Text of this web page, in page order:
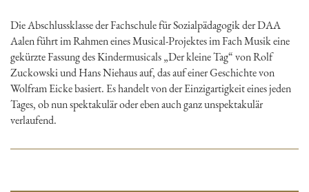
Die Abschlussklasse der Fachschule für Sozialpädagogik der DAA
Aalen führt im Rahmen eines Musical-Projektes im Fach Musik eine
gekürzte Fassung des Kindermusicals „Der kleine Tag“ von Rolf
Zuckowski und Hans Niehaus auf, das auf einer Geschichte von
Wolfram Eicke basiert. Es handelt von der Einzigartigkeit eines jeden
Tages, ob nun spektakulär oder eben auch ganz unspektakulär
verlaufend.